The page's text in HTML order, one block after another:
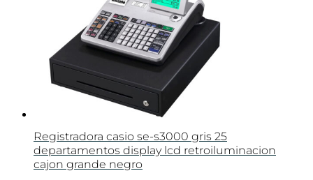
Registradora casio se-s3000 gris 25
departamentos display lcd retroiluminacion
cajon grande negro